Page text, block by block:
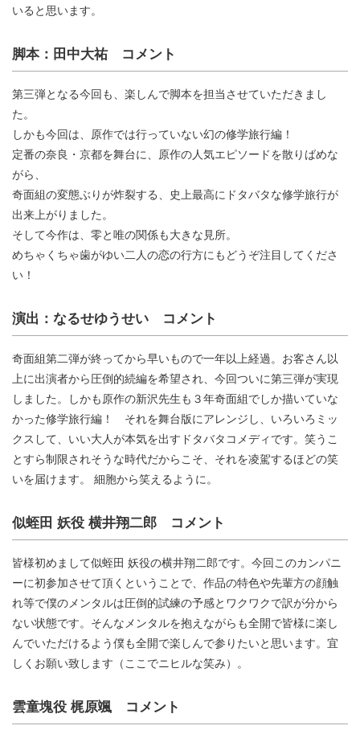
いると思います。
脚本：田中大祐 コメント
第三弾となる今回も、楽しんで脚本を担当させていただきまし
た。
しかも今回は、原作では行っていない幻の修学旅行編！
定番の奈良・京都を舞台に、原作の人気エピソードを散りばめな
がら、
奇面組の変態ぶりが炸裂する、史上最高にドタバタな修学旅行が
出来上がりました。
そして今作は、零と唯の関係も大きな見所。
めちゃくちゃ歯がゆい二人の恋の行方にもどうぞ注目してくださ
い！
演出：なるせゆうせい コメント
奇面組第二弾が終ってから早いもので一年以上経過。お客さん以
上に出演者から圧倒的続編を希望され、今回ついに第三弾が実現
しました。しかも原作の新沢先生も３年奇面組でしか描いていな
かった修学旅行編！ それを舞台版にアレンジし、いろいろミッ
クスして、いい大人が本気を出すドタバタコメディです。笑うこ
とすら制限されそうな時代だからこそ、それを凌駕するほどの笑
いを届けます。 細胞から笑えるように。
似蛭田 妖役 横井翔二郎 コメント
皆様初めまして似蛭田 妖役の横井翔二郎です。今回このカンパニ
ーに初参加させて頂くということで、作品の特色や先輩方の顔触
れ等で僕のメンタルは圧倒的試練の予感とワクワクで訳が分から
ない状態です。そんなメンタルを抱えながらも全開で皆様に楽し
んでいただけるよう僕も全開で楽しんで参りたいと思います。宜
しくお願い致します（ここでニヒルな笑み）。
雲童塊役 梶原颯 コメント